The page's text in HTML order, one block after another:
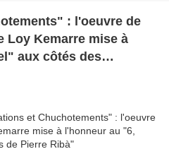
: l'oeuvre de
Loy Kemarre mise à
aux côtés des